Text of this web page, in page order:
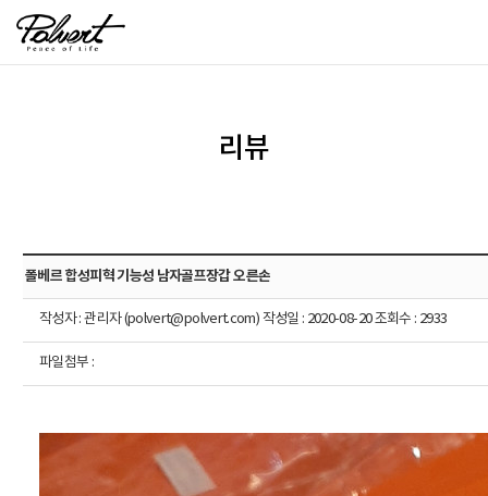
리뷰
폴베르 합성피혁 기능성 남자골프장갑 오른손
작성자 : 관리자 (polvert@polvert.com) 작성일 : 2020-08-20 조회수 : 2933
파일첨부 :